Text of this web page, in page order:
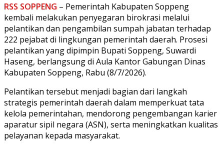
RSS SOPPENG – Pemerintah Kabupaten Soppeng
kembali melakukan penyegaran birokrasi melalui
pelantikan dan pengambilan sumpah jabatan terhadap
222 pejabat di lingkungan pemerintah daerah. Prosesi
pelantikan yang dipimpin Bupati Soppeng, Suwardi
Haseng, berlangsung di Aula Kantor Gabungan Dinas
Kabupaten Soppeng, Rabu (8/7/2026).
Pelantikan tersebut menjadi bagian dari langkah
strategis pemerintah daerah dalam memperkuat tata
kelola pemerintahan, mendorong pengembangan karier
aparatur sipil negara (ASN), serta meningkatkan kualitas
pelayanan kepada masyarakat.